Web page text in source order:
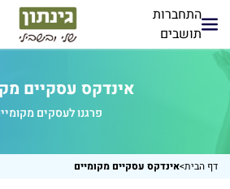
התחברות
תושבים
אינדקס עסקיים
פרגנו לעסקים
דף הבית>אינדקס עסקיים מקומיים